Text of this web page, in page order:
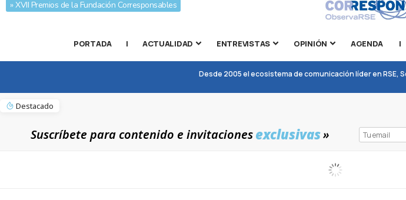
» XVII Premios de la Fundación Corresponsables
PORTADA | ACTUALIDAD ENTREVISTAS OPINIÓN AGENDA |
Desde 2005 el ecosistema de comunicación líder en RSE,
Destacado
Suscríbete para contenido e invitacionesexclusivas»